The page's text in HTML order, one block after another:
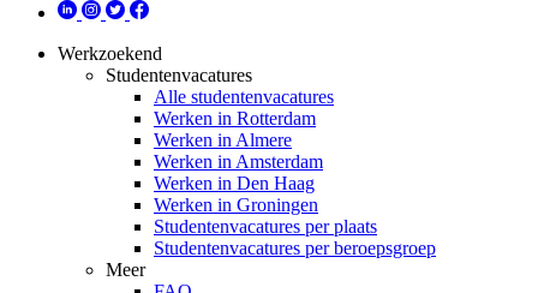
Werkzoekend
Studentenvacatures
Alle studentenvacatures
Werken in Rotterdam
Werken in Almere
Werken in Amsterdam
Werken in Den Haag
Werken in Groningen
Studentenvacatures per plaats
Studentenvacatures per beroepsgroep
Meer